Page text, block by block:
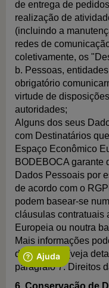
de entrega de
realização de
(incluindo a
redes de
coletivamente, os
b. Pessoas,
obrigatório
virtude de
autoridades;
Alguns dos seus
com Destinatários
Espaço Econômico
BODEBOCA garante
Dados Pessoais por
de acordo com o
podem basear-se
cláusulas contratuais
Europeia ou noutra
Mais informações
diretamente (veja
parágrafo 7. Direitos
6. Conservação de